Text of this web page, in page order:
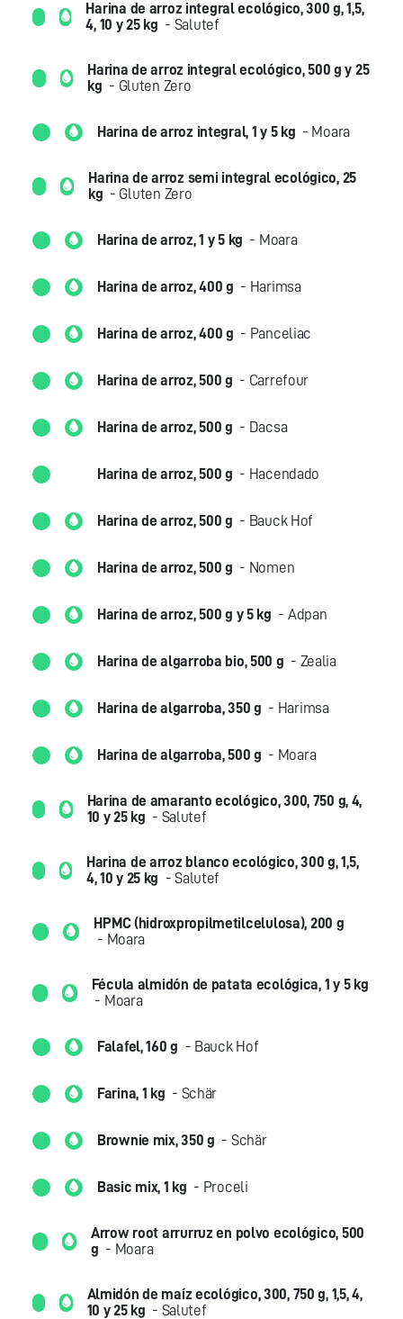
Harina de arroz integral ecológico, 300 g, 1,5,
4, 10 y 25 kg - Salutef
Harina de arroz integral ecológico, 500 g y 25
kg - Gluten Zero
Harina de arroz integral, 1 y 5 kg - Moara
Harina de arroz semi integral ecológico, 25
kg - Gluten Zero
Harina de arroz, 1 y 5 kg - Moara
Harina de arroz, 400 g - Harimsa
Harina de arroz, 400 g - Panceliac
Harina de arroz, 500 g - Carrefour
Harina de arroz, 500 g - Dacsa
Harina de arroz, 500 g - Hacendado
Harina de arroz, 500 g - Bauck Hof
Harina de arroz, 500 g - Nomen
Harina de arroz, 500 g y 5 kg - Adpan
Harina de algarroba bio, 500 g - Zealia
Harina de algarroba, 350 g - Harimsa
Harina de algarroba, 500 g - Moara
Harina de amaranto ecológico, 300, 750 g, 4,
10 y 25 kg - Salutef
Harina de arroz blanco ecológico, 300 g, 1,5,
4, 10 y 25 kg - Salutef
HPMC (hidroxpropilmetilcelulosa), 200 g
- Moara
Fécula almidón de patata ecológica, 1 y 5 kg
- Moara
Falafel, 160 g - Bauck Hof
Farina, 1 kg - Schär
Brownie mix, 350 g - Schär
Basic mix, 1 kg - Proceli
Arrow root arrurruz en polvo ecológico, 500
g - Moara
Almidón de maíz ecológico, 300, 750 g, 1,5, 4,
10 y 25 kg - Salutef